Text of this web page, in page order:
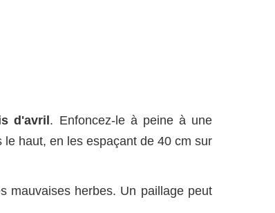
d'avril. Enfoncez-le à peine à une
haut, en les espaçant de 40 cm sur
mauvaises herbes. Un paillage peut